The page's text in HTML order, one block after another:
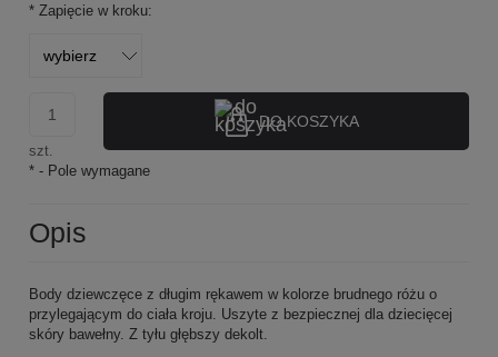
* Zapięcie w kroku:
szt.
DO KOSZYKA
* - Pole wymagane
Opis
Body dziewczęce z długim rękawem w kolorze brudnego różu o
przylegającym do ciała kroju. Uszyte z bezpiecznej dla dziecięcej
skóry bawełny. Z tyłu głębszy dekolt.